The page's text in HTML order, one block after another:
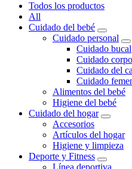
Todos los productos
All
Cuidado del bebé
Cuidado personal
Cuidado bucal
Cuidado
Cuidado del
Cuidado
Alimentos del bebé
Higiene del bebé
Cuidado del hogar
Accesorios
Artículos del hogar
Higiene y limpieza
Deporte y Fitness